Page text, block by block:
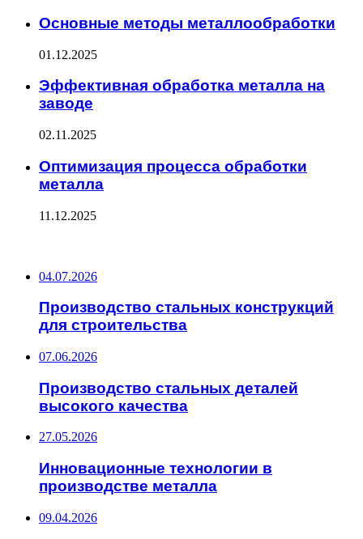
Основные методы металлообработки
01.12.2025
Эффективная обработка металла на
заводе
02.11.2025
Оптимизация процесса обработки
металла
11.12.2025
04.07.2026
Производство стальных конструкций
для строительства
07.06.2026
Производство стальных деталей
высокого качества
27.05.2026
Инновационные технологии в
производстве металла
09.04.2026